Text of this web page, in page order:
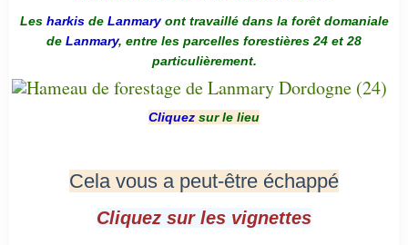
Les harkis de Lanmaryont travaillé dans la forêt domaniale
de Lanmary, entre les parcelles forestières 24 et 28
particulièrement.
Cliquez sur le lieu
Cela vous a peut-être échappé
Cliquez sur les vignettes